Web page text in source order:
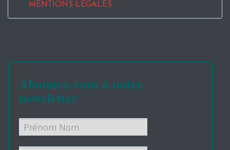
MENTIONS LEGALES
Abonnez-vous à notre
newsletter